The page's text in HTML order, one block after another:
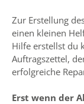
Zur Erstellung
einen kleinen
Hilfe erstellst du
Auftragszettel,
erfolgreiche
Erst wenn der